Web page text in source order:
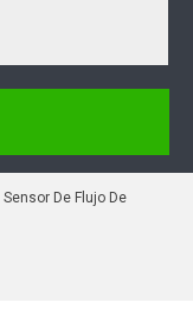
Sensor De Flujo De